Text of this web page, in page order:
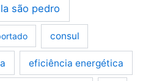
são pedro
consul
eficiência energética